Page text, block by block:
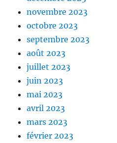
novembre 2023
octobre 2023
septembre 2023
août 2023
juillet 2023
juin 2023
mai 2023
avril 2023
mars 2023
février 2023